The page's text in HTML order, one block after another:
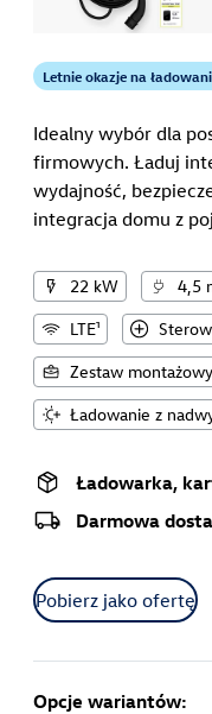
Letnie okazje na
Idealny wybór dla
firmowych. Ładuj
wydajność,
integracja domu z
22 kW 4,5
LTE¹
Zestaw
Ładowanie z
Ładowarka,
Darmowa
Pobierz jako ofertę
Opcje wariantów: